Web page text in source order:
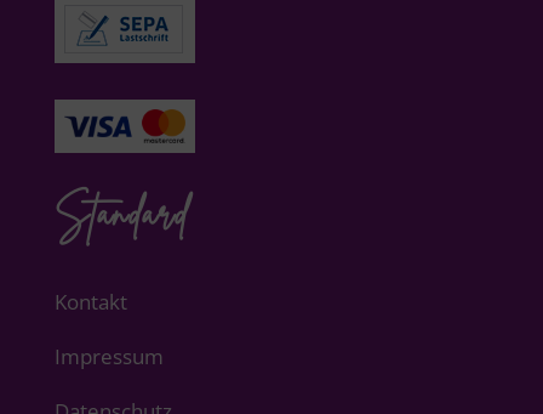
Standard
Kontakt
Impressum